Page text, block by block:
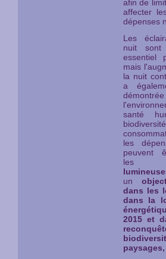
afin de
affecter
dépenses
Les
nuit sont
essentiel
mais
la nuit
a
santé
les
peuvent
un
dans les
dans la
2015 et